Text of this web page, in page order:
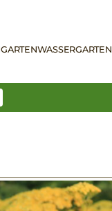
WASSERGARTEN